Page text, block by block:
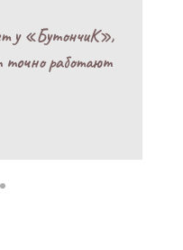
у «БутончиК»,
точно работают